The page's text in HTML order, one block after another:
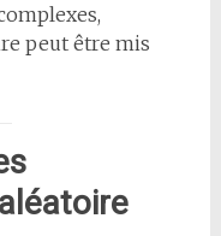
peut être mis